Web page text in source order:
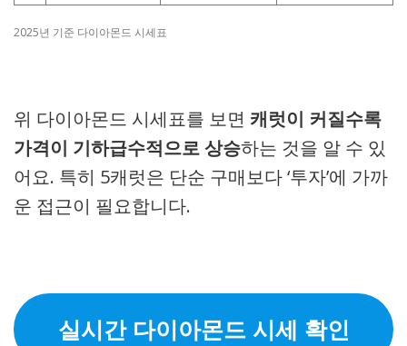
2025년 기준 다이아몬드 시세표
위 다이아몬드 시세표를 보면 캐럿이 커질수록
가격이 기하급수적으로 상승하는 것을 알 수 있
어요. 특히 5캐럿은 단순 구매보다 ‘투자’에 가까
운 접근이 필요합니다.
실시간 다이아몬드 시세 확인